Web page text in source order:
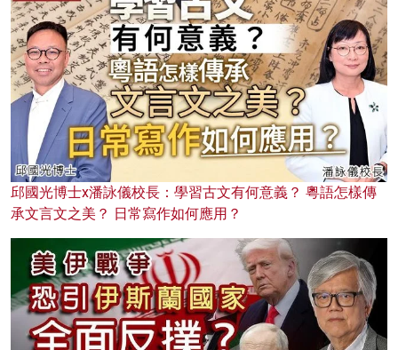
邱國光博士x潘詠儀校長：學習古文有何意義？ 粵語怎樣傳
承文言文之美？ 日常寫作如何應用？